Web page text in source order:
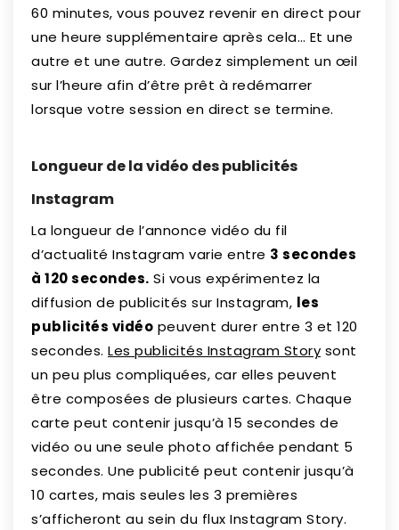
60 minutes, vous pouvez revenir en direct pour
une heure supplémentaire après cela… Et une
autre et une autre. Gardez simplement un œil
sur l’heure afin d’être prêt à redémarrer
lorsque votre session en direct se termine.
Longueur de la vidéo des publicités
Instagram
La longueur de l’annonce vidéo du fil
d’actualité Instagram varie entre 3 secondes
à 120 secondes. Si vous expérimentez la
diffusion de publicités sur Instagram, les
publicités vidéo peuvent durer entre 3 et 120
secondes. Les publicités Instagram Story sont
un peu plus compliquées, car elles peuvent
être composées de plusieurs cartes. Chaque
carte peut contenir jusqu’à 15 secondes de
vidéo ou une seule photo affichée pendant 5
secondes. Une publicité peut contenir jusqu’à
10 cartes, mais seules les 3 premières
s’afficheront au sein du flux Instagram Story.